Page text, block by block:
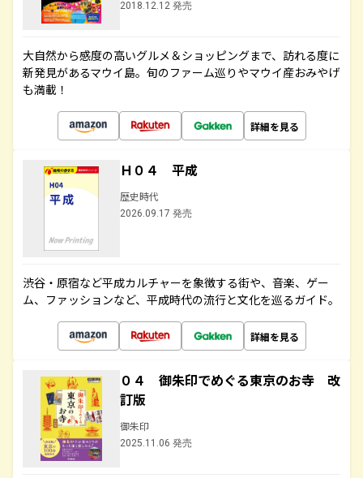
2018.12.12 発売
大自然から感度の高いグルメ＆ショッピングまで、訪れる度に
新発見があるマウイ島。旬のファーム巡りやマウイ産おみやげ
も満載！
詳細を見る
Ｈ０４ 平成
歴史時代
2026.09.17 発売
渋谷・原宿など平成カルチャーを象徴する街や、音楽、ゲー
ム、ファッションなど、平成時代の流行と文化を巡るガイド。
詳細を見る
０４ 御朱印でめぐる東京のお寺 改
訂版
御朱印
2025.11.06 発売